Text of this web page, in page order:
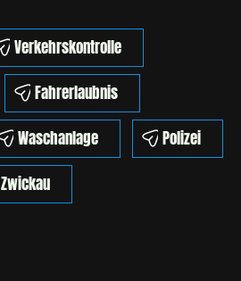
Verkehrskontrolle
Fahrerlaubnis
Waschanlage
Polizei
Zwickau